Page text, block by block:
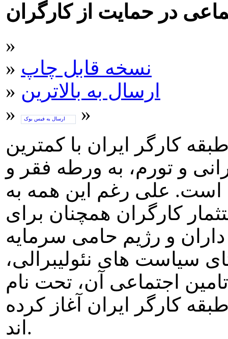
در حمايت از کارگران
»
» نسخه قابل چاپ
» ارسال به بالاترین
»
ارسال به فیس بوک
»
کارگر ايران با کمترين
و تورم، به ورطه فقر و
است. علی رغم اين همه به
کارگران همچنان برای
و رژيم حامی سرمايه
سياست های نئوليبرالی،
اجتماعی آن، تحت نام
کارگر ايران آغاز کرده
اند.